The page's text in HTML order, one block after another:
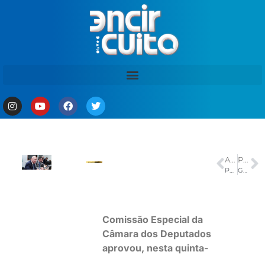
Comissão Especial da
Câmara dos Deputados
aprovou, nesta quinta-
ANTERIOR PRÓXIMO